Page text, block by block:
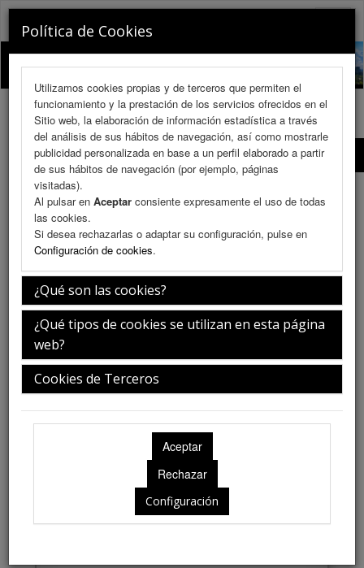
Política de Cookies
Utilizamos cookies propias y de terceros que permiten el
funcionamiento y la prestación de los servicios ofrecidos en el
Sitio web, la elaboración de información estadística a través
del análisis de sus hábitos de navegación, así como mostrarle
publicidad personalizada en base a un perfil elaborado a partir
de sus hábitos de navegación (por ejemplo, páginas
visitadas).
Al pulsar en Aceptar consiente expresamente el uso de todas
las cookies.
Si desea rechazarlas o adaptar su configuración, pulse en
Configuración de cookies.
¿Qué son las cookies?
¿Qué tipos de cookies se utilizan en esta página
web?
Cookies de Terceros
Configuración
RINOCHILE 2026
Profesores Invitados
Profesores Invitados
Dr. Lautaro Acosta
Ver biografía